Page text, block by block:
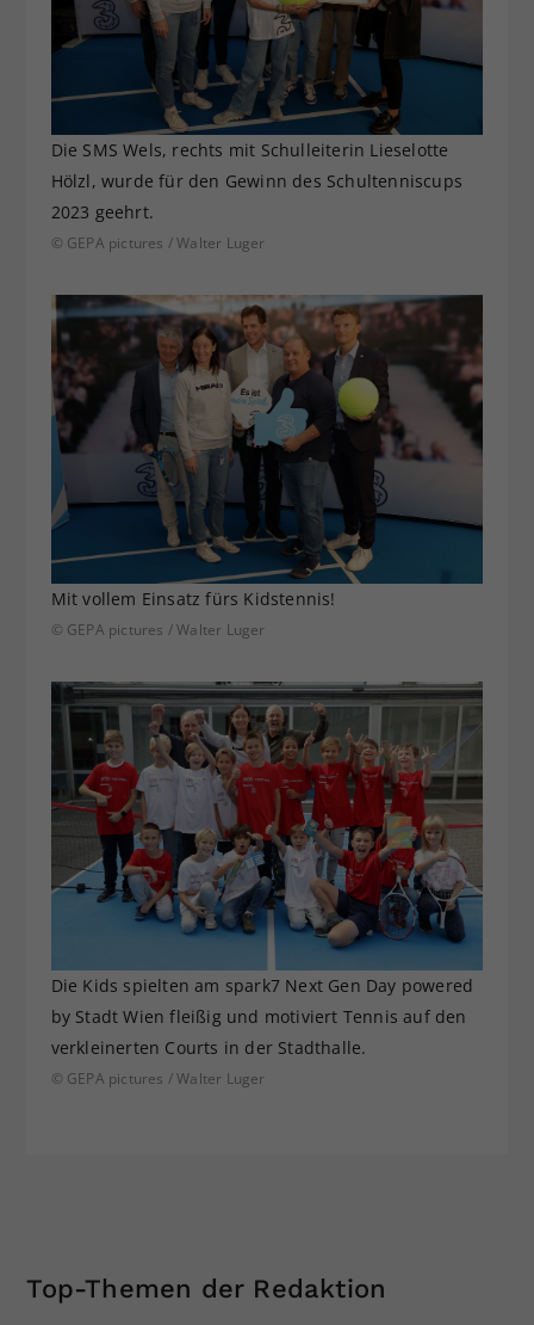
Die SMS Wels, rechts mit Schulleiterin Lieselotte
Hölzl, wurde für den Gewinn des Schultenniscups
2023 geehrt.
© GEPA pictures / Walter Luger
Mit vollem Einsatz fürs Kidstennis!
© GEPA pictures / Walter Luger
Die Kids spielten am spark7 Next Gen Day powered
by Stadt Wien fleißig und motiviert Tennis auf den
verkleinerten Courts in der Stadthalle.
© GEPA pictures / Walter Luger
Top-Themen der Redaktion